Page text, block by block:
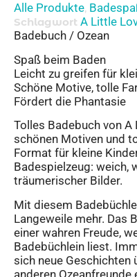
Alle Produkte,
Schlagwort A Little
Badebuch / Ozean
Spaß beim Baden
Leicht zu greifen für
Schöne Motive, tolle
Fördert die Phantasie
Tolles Badebuch von
schönen Motiven und
Format für kleine
Badespielzeug: weich,
träumerischer Bilder.
Mit diesem
Langeweile mehr. Das
einer wahren Freude,
Badebüchlein liest.
sich neue Geschichten
anderen